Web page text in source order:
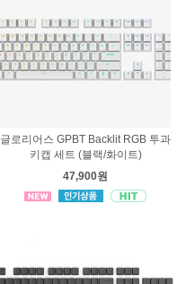
글로리어스 GPBT Backlit RGB 투과
키캡 세트 (블랙/화이트)
47,900원